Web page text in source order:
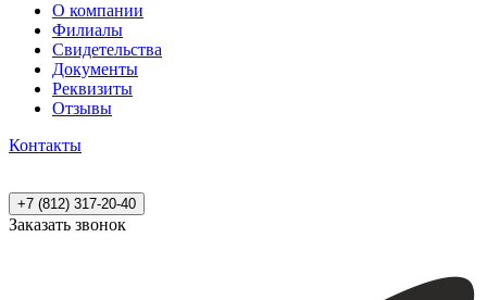
О компании
Филиалы
Свидетельства
Документы
Реквизиты
Отзывы
Контакты
+7 (812) 317-20-40
Заказать звонок